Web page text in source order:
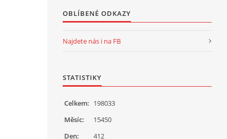
OBLÍBENÉ ODKAZY
Najdete nás i na FB
STATISTIKY
Celkem: 198033
Měsíc:
15450
Den:
412